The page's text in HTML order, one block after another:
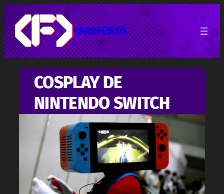
Pular
para
o
conteúdo
FAROFEIROS
COSPLAY DE
NINTENDO SWITCH